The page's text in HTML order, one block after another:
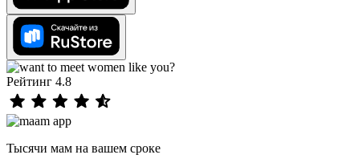
Рейтинг 4.8
Тысячи мам на вашем сроке